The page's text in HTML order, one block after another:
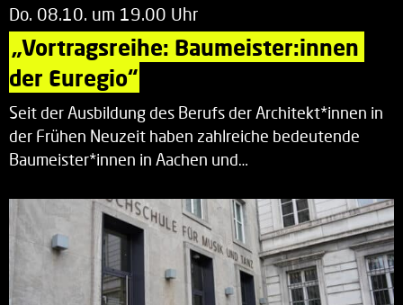
Do. 08.10. um 19.00 Uhr
„Vortragsreihe: Baumeister:innen
der Euregio“
Seit der Ausbildung des Berufs der Architekt*innen in
der Frühen Neuzeit haben zahlreiche bedeutende
Baumeister*innen in Aachen und…